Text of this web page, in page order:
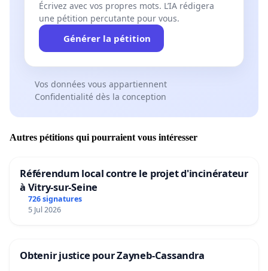
Écrivez avec vos propres mots. L’IA rédigera
une pétition percutante pour vous.
Générer la pétition
Vos données vous appartiennent
Confidentialité dès la conception
Autres pétitions qui pourraient vous intéresser
Référendum local contre le projet d'incinérateur
à Vitry-sur-Seine
726 signatures
5 Jul 2026
Obtenir justice pour Zayneb-Cassandra